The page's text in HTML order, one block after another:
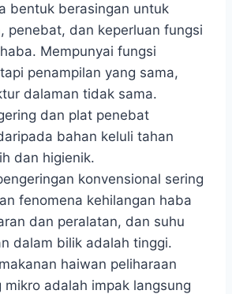
bentuk berasingan untuk
penebat, dan keperluan fungsi
Mempunyai fungsi
penampilan yang sama,
dalaman tidak sama.
dan plat penebat
bahan keluli tahan
dan higienik.
konvensional sering
fenomena kehilangan haba
dan peralatan, dan suhu
dalam bilik adalah tinggi.
haiwan peliharaan
mikro adalah impak langsung